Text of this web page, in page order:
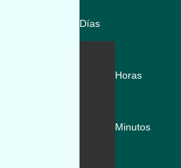
Días
Horas
Minutos